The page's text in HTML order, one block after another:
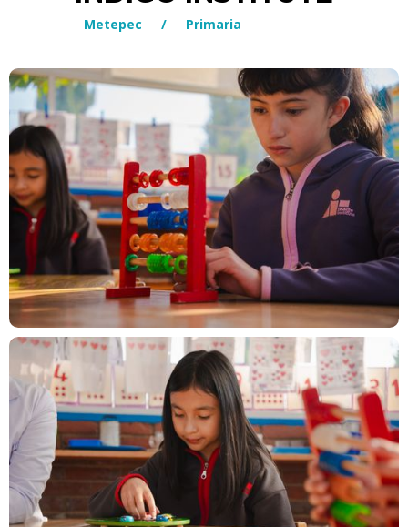
Metepec / Primaria